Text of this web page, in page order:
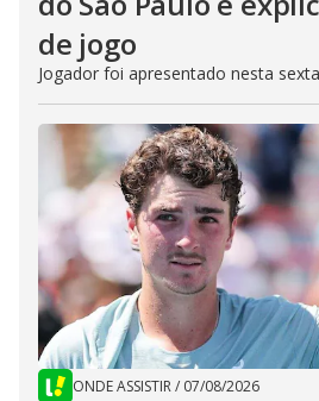
de jogo
Jogador foi apresentado nesta
ONDE ASSISTIR/ 07/08/2026